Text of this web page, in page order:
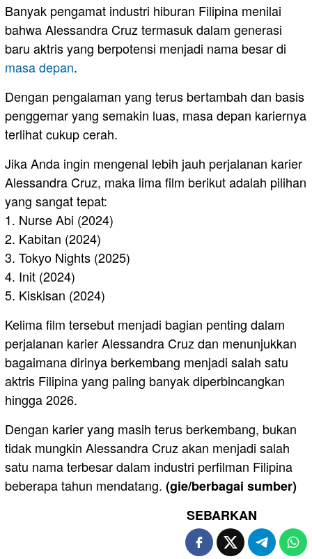
Banyak pengamat industri hiburan Filipina menilai
bahwa Alessandra Cruz termasuk dalam generasi
baru aktris yang berpotensi menjadi nama besar di
masa depan.
Dengan pengalaman yang terus bertambah dan basis
penggemar yang semakin luas, masa depan kariernya
terlihat cukup cerah.
Jika Anda ingin mengenal lebih jauh perjalanan karier
Alessandra Cruz, maka lima film berikut adalah pilihan
yang sangat tepat:
1. Nurse Abi (2024)
2. Kabitan (2024)
3. Tokyo Nights (2025)
4. Init (2024)
5. Kiskisan (2024)
Kelima film tersebut menjadi bagian penting dalam
perjalanan karier Alessandra Cruz dan menunjukkan
bagaimana dirinya berkembang menjadi salah satu
aktris Filipina yang paling banyak diperbincangkan
hingga 2026.
Dengan karier yang masih terus berkembang, bukan
tidak mungkin Alessandra Cruz akan menjadi salah
satu nama terbesar dalam industri perfilman Filipina
beberapa tahun mendatang. (gie/berbagai sumber)
SEBARKAN